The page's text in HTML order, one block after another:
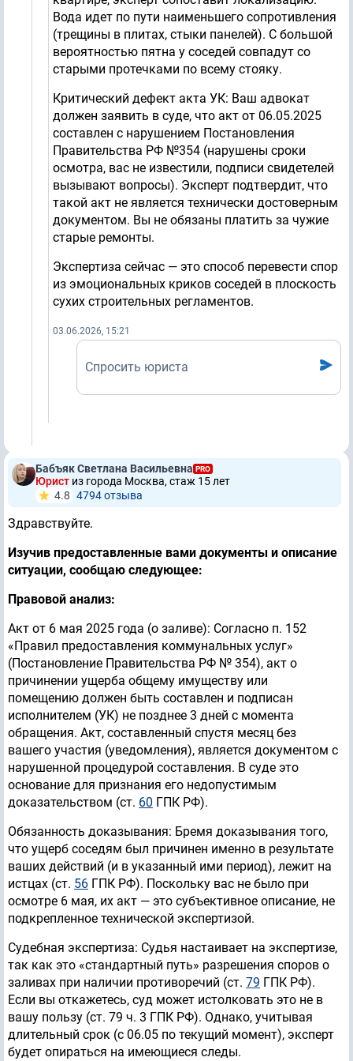
Вода идет по пути наименьшего сопротивления
(трещины в плитах, стыки панелей). С большой
вероятностью пятна у соседей совпадут со
старыми протечками по всему стояку.
Критический дефект акта УК: Ваш адвокат
должен заявить в суде, что акт от 06.05.2025
составлен с нарушением Постановления
Правительства РФ №354 (нарушены сроки
осмотра, вас не известили, подписи свидетелей
вызывают вопросы). Эксперт подтвердит, что
такой акт не является технически достоверным
документом. Вы не обязаны платить за чужие
старые ремонты.
Экспертиза сейчас — это способ перевести спор
из эмоциональных криков соседей в плоскость
сухих строительных регламентов.
03.06.2026, 15:21
Спросить юриста
Бабъяк Светлана Васильевна PRO
Юрист из города Москва, стаж 15 лет
4.8 4794 отзывa
Здравствуйте.
Изучив предоставленные вами документы и описание
ситуации, сообщаю следующее:
Правовой анализ:
Акт от 6 мая 2025 года (о заливе): Согласно п. 152
«Правил предоставления коммунальных услуг»
(Постановление Правительства РФ № 354), акт о
причинении ущерба общему имуществу или
помещению должен быть составлен и подписан
исполнителем (УК) не позднее 3 дней с момента
обращения. Акт, составленный спустя месяц без
вашего участия (уведомления), является документом с
нарушенной процедурой составления. В суде это
основание для признания его недопустимым
доказательством (ст. 60 ГПК РФ).
Обязанность доказывания: Бремя доказывания того,
что ущерб соседям был причинен именно в результате
ваших действий (и в указанный ими период), лежит на
истцах (ст. 56 ГПК РФ). Поскольку вас не было при
осмотре 6 мая, их акт — это субъективное описание, не
подкрепленное технической экспертизой.
Судебная экспертиза: Судья настаивает на экспертизе,
так как это «стандартный путь» разрешения споров о
заливах при наличии противоречий (ст. 79 ГПК РФ).
Если вы откажетесь, суд может истолковать это не в
вашу пользу (ст. 79 ч. 3 ГПК РФ). Однако, учитывая
длительный срок (с 06.05 по текущий момент), эксперт
будет опираться на имеющиеся следы.